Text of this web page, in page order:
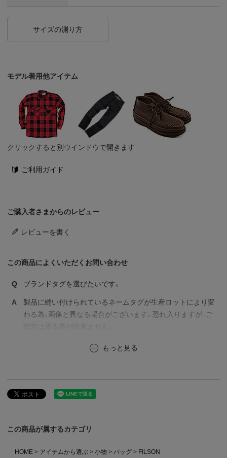
サイズの測り方
モデル着用他アイテム
クリックすると別ウインドウで開きます
ご利用ガイド
ご購入者さまからのレビュー
レビューを書く
この商品によくいただくお問い合わせ
Q ブランドタグを選びたいです。
A
製品に縫い付けられているネームタグが生産ロットにより変
わる為、画像と異なる場合がございます。恐れ入りますが、ご
もっと見る
この商品が属するカテゴリ
HOME アイテムから選ぶ 小物 バッグ
FILSON